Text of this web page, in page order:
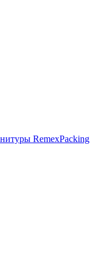
RemexPacking